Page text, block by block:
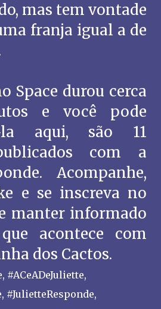
mas tem vontade
franja igual a de
Space durou cerca
e você pode
la aqui, são 11
com a
Acompanhe,
e se inscreva no
manter informado
acontece com
dos Cactos.
#ACeADeJuliette,
#JulietteResponde,